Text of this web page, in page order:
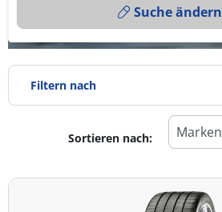
Suche ändern
Filtern nach
Reifentyp
Alle Arten (48)
Sortieren nach: